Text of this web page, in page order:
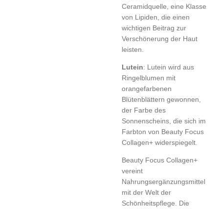
Ceramidquelle, eine Klasse
von Lipiden, die einen
wichtigen Beitrag zur
Verschönerung der Haut
leisten.
Lutein: Lutein wird aus
Ringelblumen mit
orangefarbenen
Blütenblättern gewonnen,
der Farbe des
Sonnenscheins, die sich im
Farbton von Beauty Focus
Collagen+ widerspiegelt.
Beauty Focus Collagen+
vereint
Nahrungsergänzungsmittel
mit der Welt der
Schönheitspflege. Die